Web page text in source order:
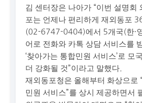
김 센터장은 나아가 “이번 설명회
포는 언제나 편리하게 재외동포
(02-6747-0404)에서 5개국(한·영
어로 전화와 카톡 상담 서비스를
‘찾아가는 통합민원 서비스’로 모
더 강화될 것”이라고 말했다.
재외동포청은 올해부터 화상으로
민원 서비스”를 상시 제공하면서